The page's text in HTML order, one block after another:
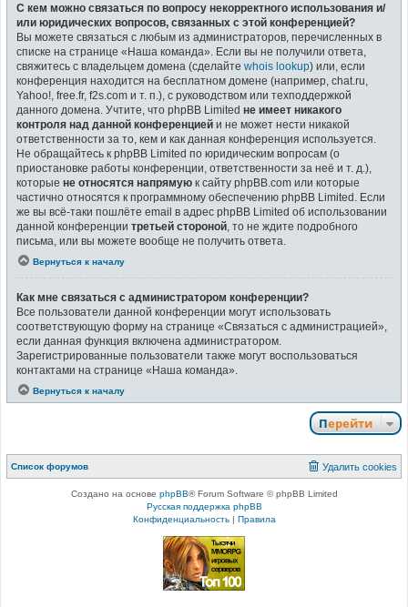
С кем можно связаться по вопросу некорректного использования и/
или юридических вопросов, связанных с этой конференцией?
Вы можете связаться с любым из администраторов, перечисленных в
списке на странице «Наша команда». Если вы не получили ответа,
свяжитесь с владельцем домена (сделайте whois lookup) или, если
конференция находится на бесплатном домене (например, chat.ru,
Yahoo!, free.fr, f2s.com и т. п.), с руководством или техподдержкой
данного домена. Учтите, что phpBB Limited не имеет никакого
контроля над данной конференцией и не может нести никакой
ответственности за то, кем и как данная конференция используется.
Не обращайтесь к phpBB Limited по юридическим вопросам (о
приостановке работы конференции, ответственности за неё и т. д.),
которые не относятся напрямую к сайту phpBB.com или которые
частично относятся к программному обеспечению phpBB Limited. Если
же вы всё-таки пошлёте email в адрес phpBB Limited об использовании
данной конференции третьей стороной , то не ждите подробного
письма, или вы можете вообще не получить ответа.
Вернуться к началу
Как мне связаться с администратором конференции?
Все пользователи данной конференции могут использовать
соответствующую форму на странице «Связаться с администрацией»,
если данная функция включена администратором.
Зарегистрированные пользователи также могут воспользоваться
контактами на странице «Наша команда».
Вернуться к началу
Перейти
Список форумов Удалить cookies
Создано на основе phpBB® Forum Software © phpBB Limited
Русская поддержка phpBB
Конфиденциальность| Правила